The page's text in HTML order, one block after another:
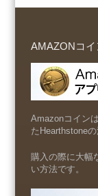
AMAZONコイ
Amazonコイン
たHearthstone
購入の際に大幅
い方法です。